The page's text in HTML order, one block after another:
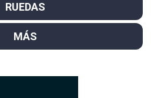
RUEDAS
MÁS